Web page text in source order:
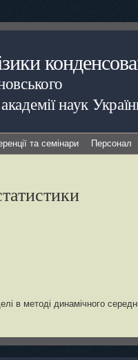
наук
та семінари Персонал
в методі динамічного